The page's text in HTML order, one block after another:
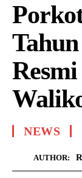
NEWS
AUTHOR: